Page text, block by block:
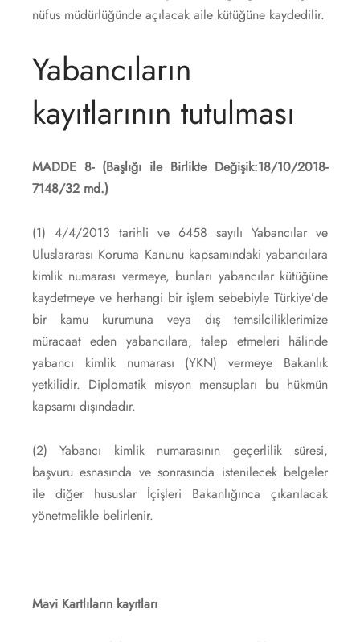
nüfus müdürlüğünde açılacak aile kütüğüne kaydedilir.
Yabancıların
kayıtlarının tutulması
MADDE 8- (Başlığı ile Birlikte Değişik:18/10/2018-
7148/32 md.)
(1) 4/4/2013 tarihli ve 6458 sayılı Yabancılar ve
Uluslararası Koruma Kanunu kapsamındaki yabancılara
kimlik numarası vermeye, bunları yabancılar kütüğüne
kaydetmeye ve herhangi bir işlem sebebiyle Türkiye’de
bir kamu kurumuna veya dış temsilciliklerimize
müracaat eden yabancılara, talep etmeleri hâlinde
yabancı kimlik numarası (YKN) vermeye Bakanlık
yetkilidir. Diplomatik misyon mensupları bu hükmün
kapsamı dışındadır.
(2) Yabancı kimlik numarasının geçerlilik süresi,
başvuru esnasında ve sonrasında istenilecek belgeler
ile diğer hususlar İçişleri Bakanlığınca çıkarılacak
yönetmelikle belirlenir.
Mavi Kartlıların kayıtları